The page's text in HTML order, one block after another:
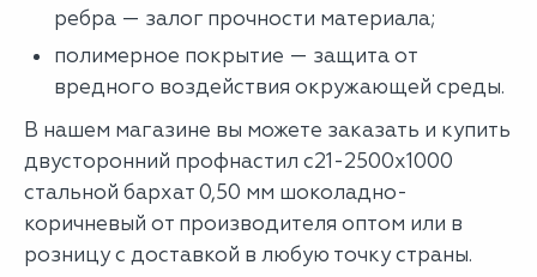
ребра — залог прочности материала;
полимерное покрытие — защита от
вредного воздействия окружающей среды.
В нашем магазине вы можете заказать и купить
двусторонний профнастил с21-2500х1000
стальной бархат 0,50 мм шоколадно-
коричневый от производителя оптом или в
розницу с доставкой в любую точку страны.